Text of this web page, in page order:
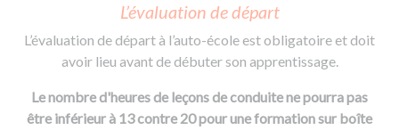
L’évaluation de départ
L’évaluation de départ à l’auto-école est obligatoire et doit
avoir lieu avant de débuter son apprentissage.
Le nombre d'heures de leçons de conduite ne pourra pas
être inférieur à 13 contre 20 pour une formation sur boîte